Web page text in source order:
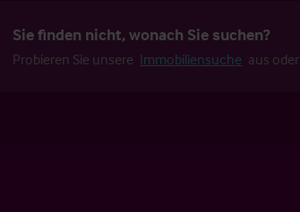
Sie finden nicht, wonach Sie suchen?
Probieren Sie unsere Immobiliensuche aus oder